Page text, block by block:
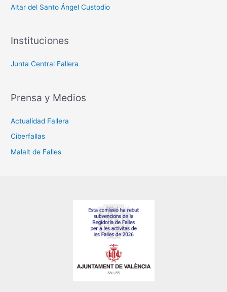
Altar del Santo Ángel Custodio
Instituciones
Junta Central Fallera
Prensa y Medios
Actualidad Fallera
Ciberfallas
Malalt de Falles